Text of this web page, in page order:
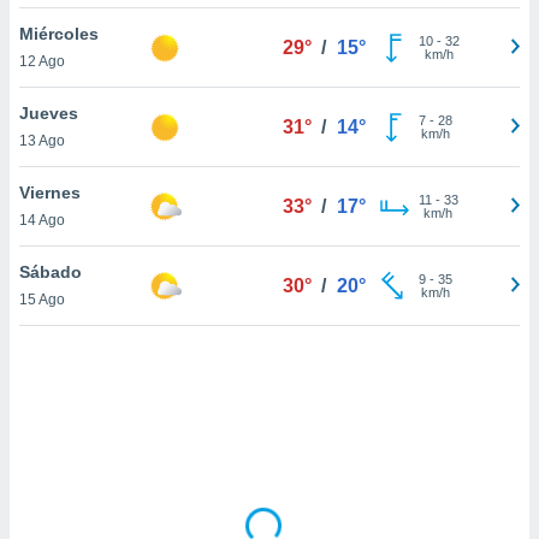
sitio
En
sean
el sitio
ni para
o
Miércoles
12 Ago
29° / 15° 10- 32
km/h
Jueves
13 Ago
31° / 14° 7- 28
km/h
Viernes
14 Ago
33° / 17° 11 - 33
km/h
Sábado
15 Ago
30° / 20° 9- 35
km/h